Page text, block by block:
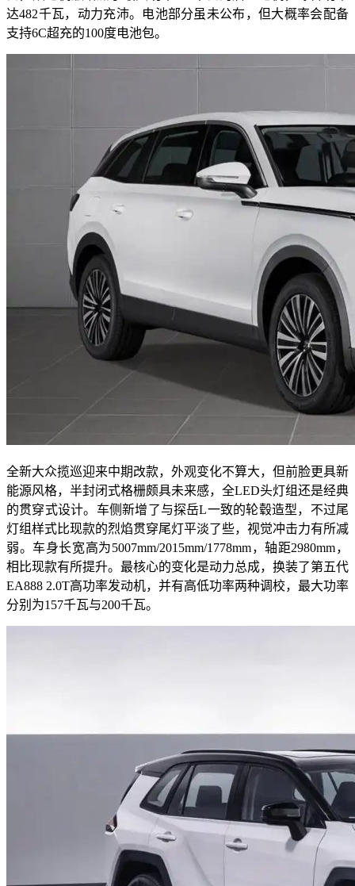
达482千瓦，动力充沛。电池部分虽未公布，但大概率会配备
支持6C超充的100度电池包。
全新大众揽巡迎来中期改款，外观变化不算大，但前脸更具新
能源风格，半封闭式格栅颇具未来感，全LED头灯组还是经典
的贯穿式设计。车侧新增了与探岳L一致的轮毂造型，不过尾
灯组样式比现款的烈焰贯穿尾灯平淡了些，视觉冲击力有所减
弱。车身长宽高为5007mm/2015mm/1778mm，轴距2980mm，
相比现款有所提升。最核心的变化是动力总成，换装了第五代
EA888 2.0T高功率发动机，并有高低功率两种调校，最大功率
分别为157千瓦与200千瓦。